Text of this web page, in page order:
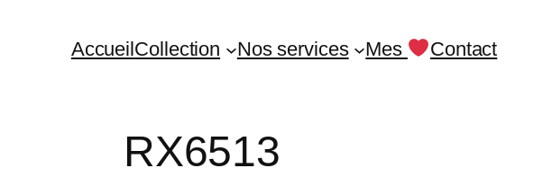
AccueilCollection Nos services Mes Contact
RX6513